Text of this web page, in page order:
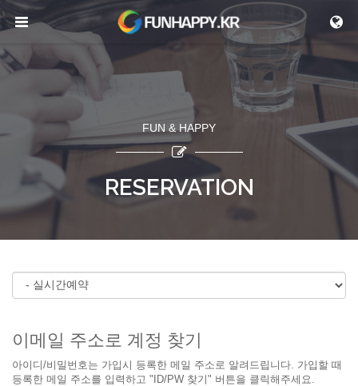
FUN & HAPPY
RESERVATION
이메일 주소로 계정 찾기
아이디/비밀번호는 가입시 등록한 메일 주소로 알려드립니다. 가입할 때
등록한 메일 주소를 입력하고 "ID/PW 찾기" 버튼을 클릭해주세요.